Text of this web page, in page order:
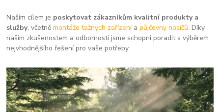
Naším cílem je poskytovat zákazníkům kvalitní produkty a
služby, včetněmontáže tažných zařízení apůjčovny nosičů. Díky
našim zkušenostem a odbornosti jsme schopni poradit s výběrem
nejvhodnějšího řešení pro vaše potřeby.